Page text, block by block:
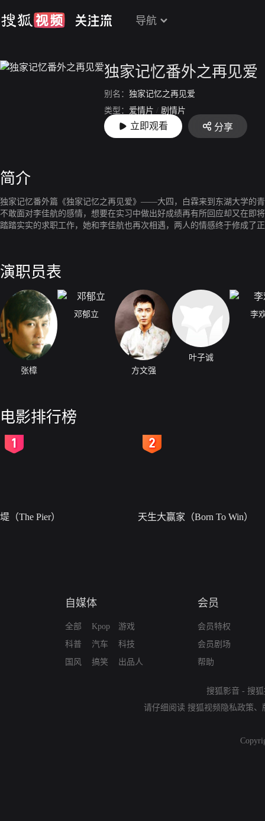
导航
独家记忆番外之再见爱
别名： 独家记忆之再见爱
类型： 爱情片 / 剧情片
上映： 2019-03-02
立即观看 分享
简介
独家记忆番外篇《独家记忆之再见爱》——大四，白霖来到东湖大学的
不敢面对李佳航的感情，想要在实习中做出好成绩再有所回应却又在即
踏踏实实的求职工作，她和李佳航也再次相遇，两人的情感终于修成了
演职员表
张樟
邓郁立
方文强
叶子诚
李
电影排行榜
堤（The Pier） 天生大赢家（Born To Win）
自媒体
全部
科普
国风
Kpop
汽车
搞笑
游戏
科技
出品人
会员
会员特权
会员剧场
帮助
搜狐影音 - 搜
请仔细阅读 搜狐视频隐私政策、